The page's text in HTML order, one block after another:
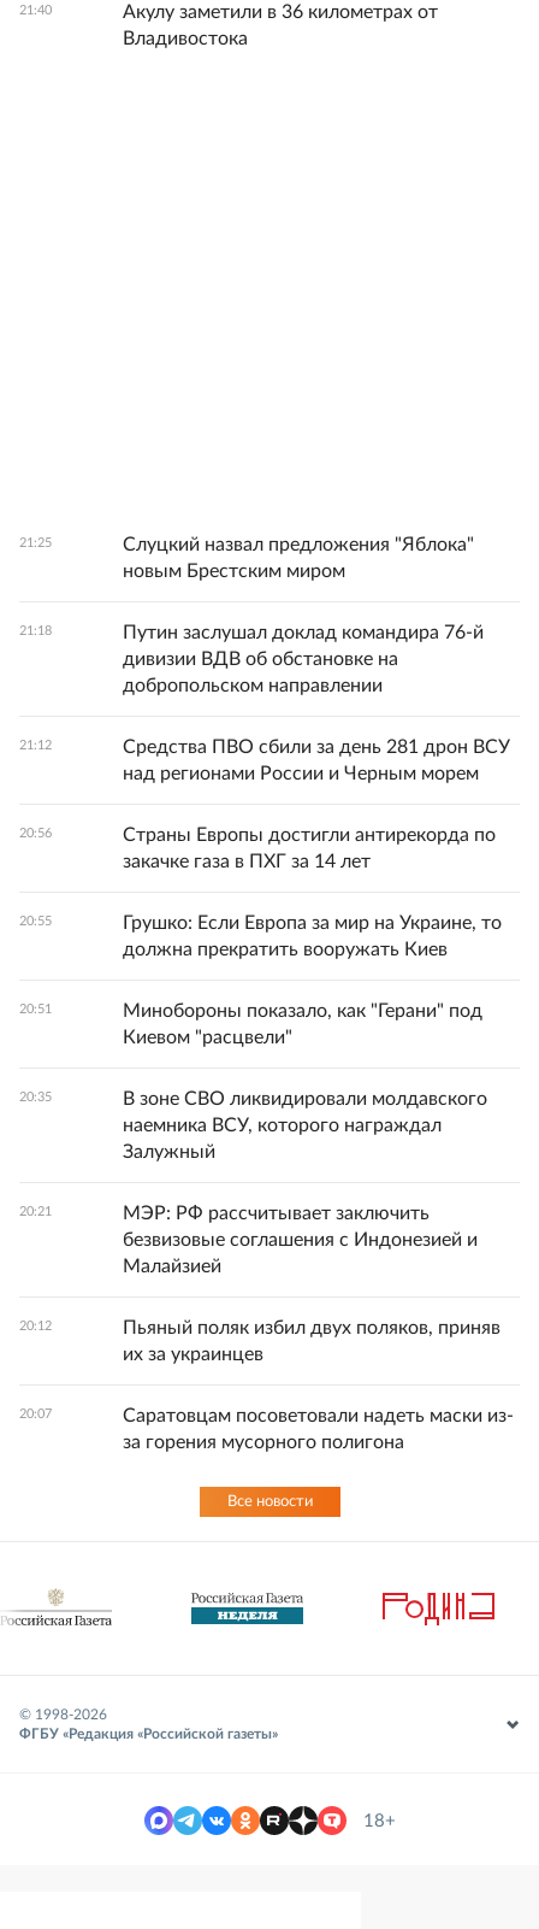
21:40
Акулу заметили в 36 километрах от
Владивостока
21:25
Слуцкий назвал предложения "Яблока"
новым Брестским миром
21:18
Путин заслушал доклад командира 76-й
дивизии ВДВ об обстановке на
добропольском направлении
21:12
Средства ПВО сбили за день 281 дрон ВСУ
над регионами России и Черным морем
20:56
Страны Европы достигли антирекорда по
закачке газа в ПХГ за 14 лет
20:55
Грушко: Если Европа за мир на Украине, то
должна прекратить вооружать Киев
20:51
Минобороны показало, как "Герани" под
Киевом "расцвели"
20:35
В зоне СВО ликвидировали молдавского
наемника ВСУ, которого награждал
Залужный
20:21
МЭР: РФ рассчитывает заключить
безвизовые соглашения с Индонезией и
Малайзией
20:12
Пьяный поляк избил двух поляков, приняв
их за украинцев
20:07
Саратовцам посоветовали надеть маски из-
за горения мусорного полигона
Все новости
© 1998-2026
ФГБУ «Редакция «Российской газеты»
18+